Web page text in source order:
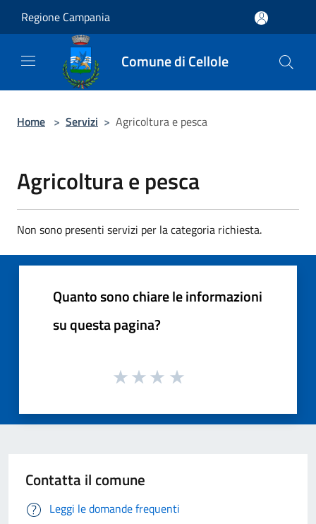
Regione Campania
Comune di Cellole
Home > Servizi > Agricoltura e pesca
Agricoltura e pesca
Non sono presenti servizi per la categoria richiesta.
Quanto sono chiare le informazioni
su questa pagina?
Contatta il comune
Leggi le domande frequenti